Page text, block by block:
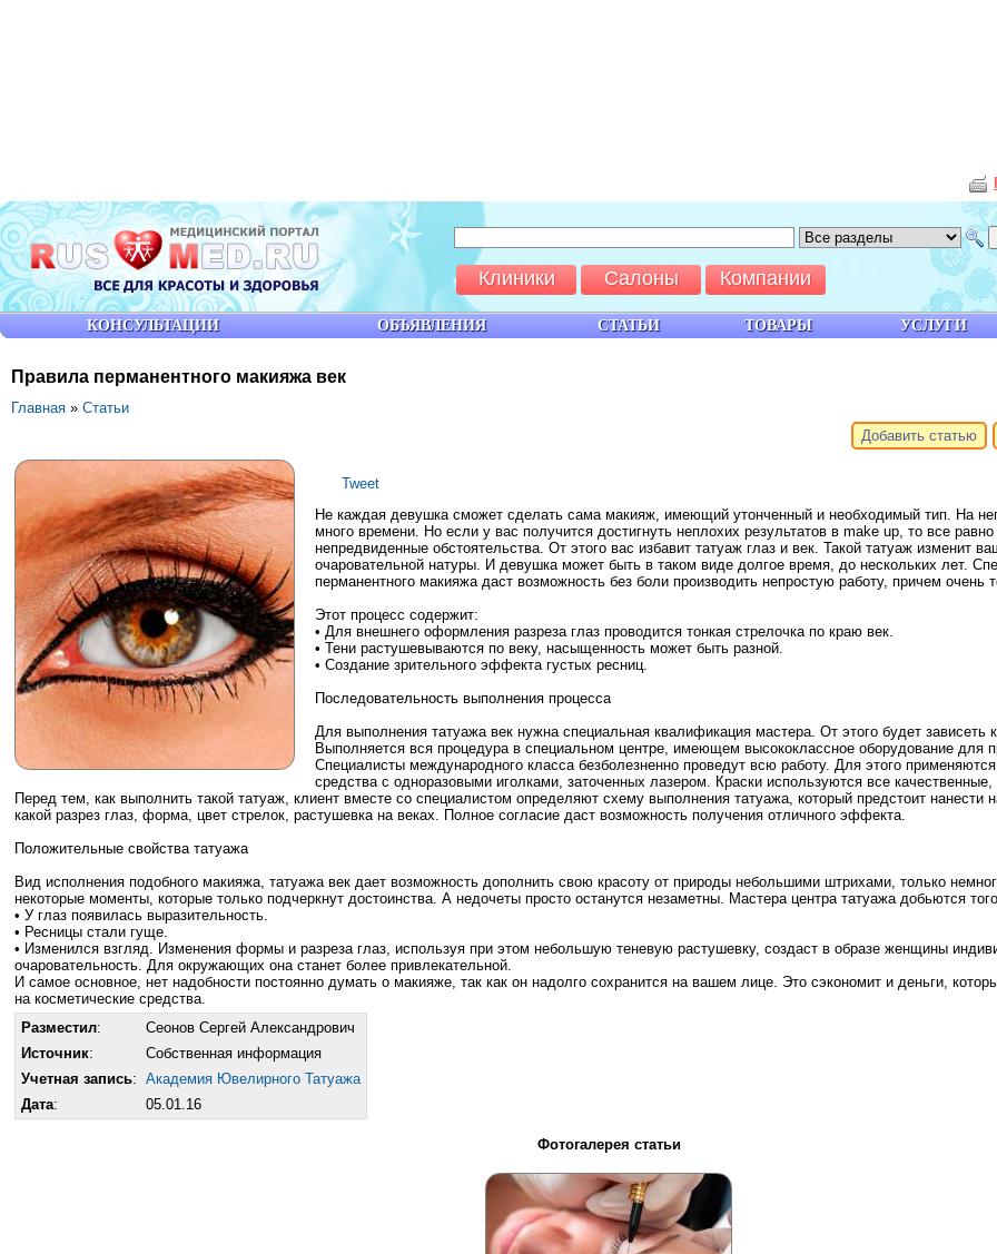
Правила перманентного макияжа век
Главная » Статьи
Добавить статью
Tweet
Не каждая девушка сможет сделать сама макияж, имеющий утонченный и необходимый тип. На
много времени. Но если у вас получится достигнуть неплохих результатов в make up, то все
непредвиденные обстоятельства. От этого вас избавит татуаж глаз и век. Такой татуаж изменит
очаровательной натуры. И девушка может быть в таком виде долгое время, до нескольких лет.
перманентного макияжа даст возможность без боли производить непростую работу, причем очень
Этот процесс содержит:
• Для внешнего оформления разреза глаз проводится тонкая стрелочка по краю век.
• Тени растушевываются по веку, насыщенность может быть разной.
• Создание зрительного эффекта густых ресниц.
Последовательность выполнения процесса
Для выполнения татуажа век нужна специальная квалификация мастера. От этого будет зависеть
Выполняется вся процедура в специальном центре, имеющем высококлассное оборудование для
Специалисты международного класса безболезненно проведут всю работу. Для этого
средства с одноразовыми иголками, заточенных лазером. Краски используются все
Перед тем, как выполнить такой татуаж, клиент вместе со специалистом определяют схему выполнения татуажа, который предстоит нанести
какой разрез глаз, форма, цвет стрелок, растушевка на веках. Полное согласие даст возможность получения отличного эффекта.
Положительные свойства татуажа
Вид исполнения подобного макияжа, татуажа век дает возможность дополнить свою красоту от природы небольшими штрихами, только
некоторые моменты, которые только подчеркнут достоинства. А недочеты просто останутся незаметны. Мастера центра татуажа добьются
• У глаз появилась выразительность.
• Ресницы стали гуще.
• Изменился взгляд. Изменения формы и разреза глаз, используя при этом небольшую теневую растушевку, создаст в образе женщины
очаровательность. Для окружающих она станет более привлекательной.
И самое основное, нет надобности постоянно думать о макияже, так как он надолго сохранится на вашем лице. Это сэкономит и деньги,
на косметические средства.
Разместил:
Сеонов Сергей Александрович
Источник:
Собственная информация
Учетная запись: Академия Ювелирного Татуажа
Дата: 05.01.16
Фотогалерея статьи
КОНСУЛЬТАЦИИ ОБЪЯВЛЕНИЯ СТАТЬИ ТОВАРЫ УСЛУГИ
Клиники Салоны Компании